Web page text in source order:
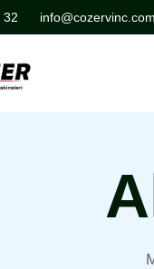
32 info@cozervinc.com